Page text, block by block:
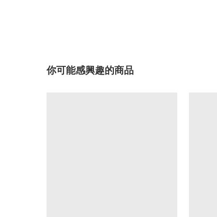
你可能感興趣的商品